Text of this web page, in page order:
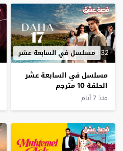
02:23:32
مسلسل في السابعة عشر
مسلسل في السابعة عشر
الحلقة 10 مترجم
منذ 7 أيام